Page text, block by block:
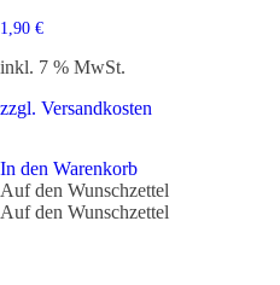
1,90 €
inkl. 7 % MwSt.
zzgl. Versandkosten
In den Warenkorb
Auf den Wunschzettel
Auf den Wunschzettel